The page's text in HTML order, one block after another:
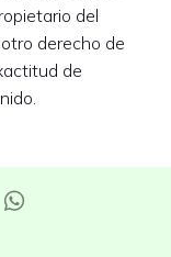
del
derecho de
de